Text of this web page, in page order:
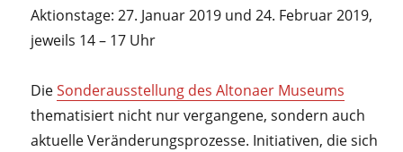
Aktionstage: 27. Januar 2019 und 24. Februar 2019,
jeweils 14 – 17 Uhr
DieSonderausstellung des Altonaer Museums
thematisiert nicht nur vergangene, sondern auch
aktuelle Veränderungsprozesse. Initiativen, die sich